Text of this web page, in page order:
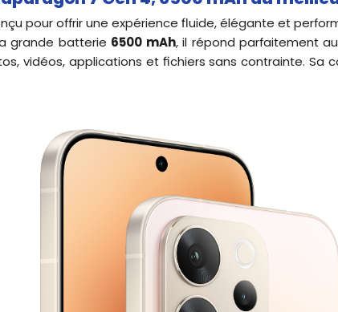
pour offrir une expérience fluide, élégante et
grande batterie 6500 mAh, il répond parfaitement
vidéos, applications et fichiers sans contrainte. Sa